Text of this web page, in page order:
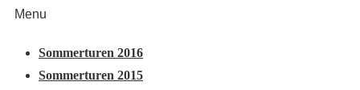
Menu
Sommerturen 2016
Sommerturen 2015